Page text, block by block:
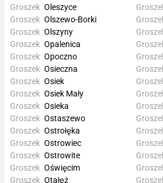
Groszek Oleszyce
Groszek Olszewo-Borki
Groszek Olszyny
Groszek Opalenica
Groszek Opoczno
Groszek Osieczna
Groszek Osiek
Groszek Osiek Mały
Groszek Osieka
Groszek Ostaszewo
Groszek Ostrołęka
Groszek Ostrowiec
Groszek Ostrowite
Groszek Oświęcim
Groszek Otałęż